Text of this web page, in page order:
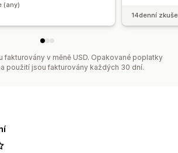
(any)
14denní
fakturovány v měně USD. Opakované poplatky
použití jsou fakturovány každých 30 dní.